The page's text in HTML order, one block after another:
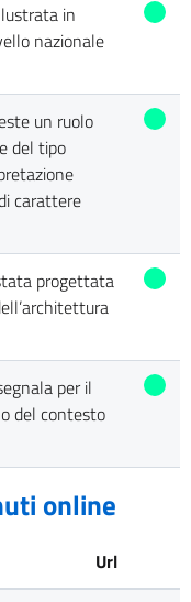
in
nazionale
un ruolo
del tipo
carattere
progettata
per il
del contesto
online
Url